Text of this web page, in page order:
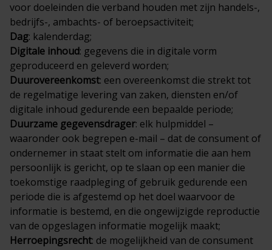
voor doeleinden die verband houden met zijn handels-,
bedrijfs-, ambachts- of beroepsactiviteit;
Dag: kalenderdag;
Digitale inhoud: gegevens die in digitale vorm
geproduceerd en geleverd worden;
Duurovereenkomst: een overeenkomst die strekt tot
de regelmatige levering van zaken, diensten en/of
digitale inhoud gedurende een bepaalde periode;
Duurzame gegevensdrager: elk hulpmiddel –
waaronder ook begrepen e-mail – dat de consument of
ondernemer in staat stelt om informatie die aan hem
persoonlijk is gericht, op te slaan op een manier die
toekomstige raadpleging of gebruik gedurende een
periode die is afgestemd op het doel waarvoor de
informatie is bestemd, en die ongewijzigde reproductie
van de opgeslagen informatie mogelijk maakt;
Herroepingsrecht: de mogelijkheid van de consument